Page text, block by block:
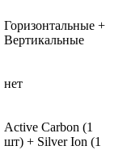
Горизонтальные +
Вертикальные
нет
Active Carbon (1
шт) + Silver Ion (1